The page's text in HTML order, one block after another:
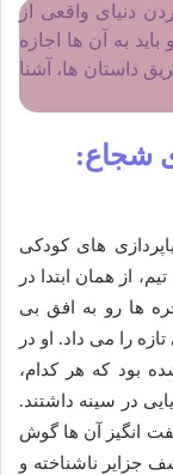
دنیای واقعی از
به آن ها اجازه
داستان ها، آشنا
شجاع:
های کودکی
از همان ابتدا در
ها رو به افق بی
را می داد. او در
بود که هر کدام،
در سینه داشتند.
انگیز آن ها گوش
جزایر ناشناخته و